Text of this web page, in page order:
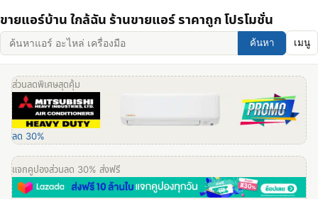
ขายแอร์บ้าน ใกล้ฉัน ร้านขายแอร์ ราคาถูก โปรโมชั่น
ค้นหา เมนู
ส่วนลดพิเศษสุดคุ้ม
ลด 30%
แจกคูปองส่วนลด 30% ส่งฟรี